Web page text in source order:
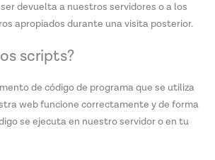
devuelta a nuestros servidores o a los
apropiados durante una visita posterior.
scripts?
de código de programa que se utiliza
web funcione correctamente y de forma
se ejecuta en nuestro servidor o en tu